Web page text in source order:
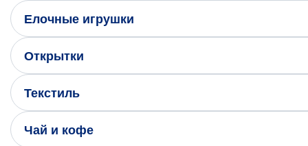
Елочные игрушки
Открытки
Текстиль
Чай и кофе